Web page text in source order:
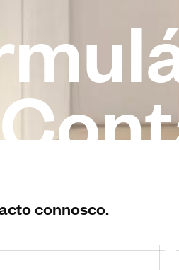
mul
Cont
connosco.